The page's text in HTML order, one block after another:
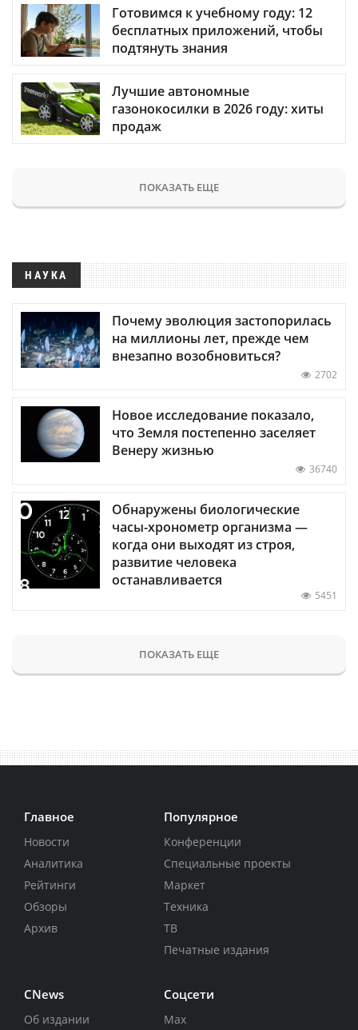
Готовимся к учебному году: 12
бесплатных приложений, чтобы
подтянуть знания
Лучшие автономные
газонокосилки в 2026 году: хиты
продаж
ПОКАЗАТЬ ЕЩЕ
НАУКА
Почему эволюция застопорилась
на миллионы лет, прежде чем
внезапно возобновиться?
2702
Новое исследование показало,
что Земля постепенно заселяет
Венеру жизнью
36740
Обнаружены биологические
часы-хронометр организма —
когда они выходят из строя,
развитие человека
останавливается
5451
ПОКАЗАТЬ ЕЩЕ
Главное
Новости
Аналитика
Рейтинги
Обзоры
Архив
Популярное
Конференции
Специальные проекты
Маркет
Техника
ТВ
Печатные издания
CNews
Об издании
Соцсети
Max